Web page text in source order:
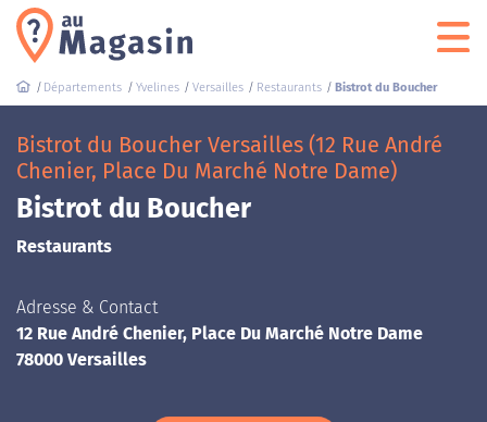
Départements Yvelines Versailles Restaurants Bistrot du Boucher
Bistrot du Boucher Versailles (12 Rue André
Chenier, Place Du Marché Notre Dame)
Bistrot du Boucher
Restaurants
Adresse & Contact
12 Rue André Chenier, Place Du Marché Notre Dame
78000 Versailles